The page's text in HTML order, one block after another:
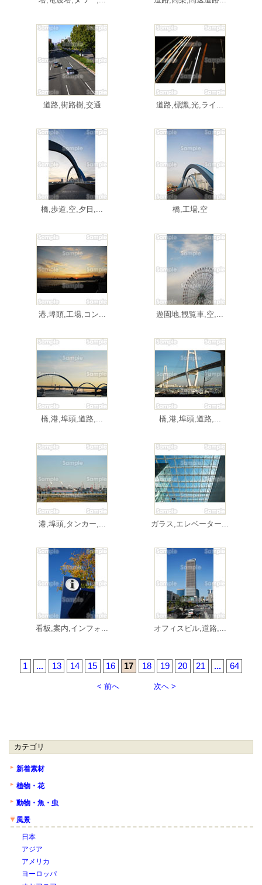
道路,街路樹,交通 道路,標識,光,ライ...
橋,歩道,空,夕日,... 橋,工場,空
港,埠頭,工場,コン... 遊園地,観覧車,空,...
橋,港,埠頭,道路,... 橋,港,埠頭,道路,...
港,埠頭,タンカー,... ガラス,エレベーター...
看板,案内,インフォ... オフィスビル,道路,...
< 前へ
1 ... 13 14 15 16 17 18 19 20 21 ... 64
次へ >
カテゴリ
新着素材
植物・花
動物・魚・虫
風景
日本
アジア
アメリカ
ヨーロッパ